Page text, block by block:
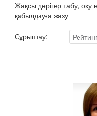
Жақсы дәрігер табу, оқу
қабылдауға жазу
Сұрыптау: